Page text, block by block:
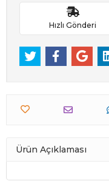
Hızlı Gönderi
Ürün Açıklaması